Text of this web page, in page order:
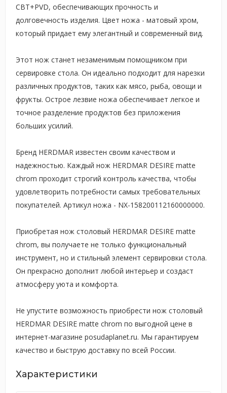
CBT+PVD, обеспечивающих прочность и
долговечность изделия. Цвет ножа - матовый хром,
который придает ему элегантный и современный вид.
Этот нож станет незаменимым помощником при
сервировке стола. Он идеально подходит для нарезки
различных продуктов, таких как мясо, рыба, овощи и
фрукты. Острое лезвие ножа обеспечивает легкое и
точное разделение продуктов без приложения
больших усилий.
Бренд HERDMAR известен своим качеством и
надежностью. Каждый нож HERDMAR DESIRE matte
chrom проходит строгий контроль качества, чтобы
удовлетворить потребности самых требовательных
покупателей. Артикул ножа - NX-158200112160000000.
Приобретая нож столовый HERDMAR DESIRE matte
chrom, вы получаете не только функциональный
инструмент, но и стильный элемент сервировки стола.
Он прекрасно дополнит любой интерьер и создаст
атмосферу уюта и комфорта.
Не упустите возможность приобрести нож столовый
HERDMAR DESIRE matte chrom по выгодной цене в
интернет-магазине posudaplanet.ru. Мы гарантируем
качество и быструю доставку по всей России.
Характеристики